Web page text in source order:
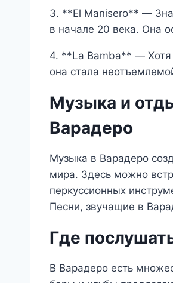
3. **El Manisero** —
в начале 20 века. Она
4. **La Bamba** — Хотя
она стала
Музыка и
Варадеро
Музыка в Варадеро
мира. Здесь можно
перкуссионных
Песни, звучащие в
Где
В Варадеро есть